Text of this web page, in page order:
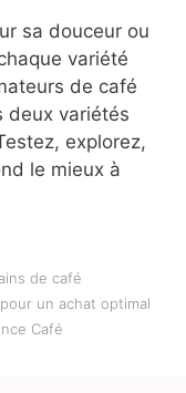
sa douceur ou
variété
de café
deux variétés
explorez,
le mieux à
de café
un achat optimal
Café